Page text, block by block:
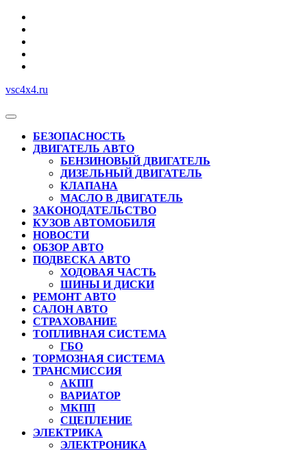
Перейти
содержимому
vsc4x4.ru
Кнопка
ОткрытьБЕЗОПАСНОСТЬ
ДВИГАТЕЛЬ АВТО
БЕНЗИНОВЫЙ ДВИГАТЕЛЬ
ДИЗЕЛЬНЫЙ ДВИГАТЕЛЬ
КЛАПАНА
МАСЛО В ДВИГАТЕЛЬ
ЗАКОНОДАТЕЛЬСТВО
КУЗОВ АВТОМОБИЛЯ
НОВОСТИ
ОБЗОР АВТО
ПОДВЕСКА АВТО
ХОДОВАЯ ЧАСТЬ
ШИНЫ И ДИСКИ
РЕМОНТ АВТО
САЛОН АВТО
СТРАХОВАНИЕ
ТОПЛИВНАЯ СИСТЕМА
ГБО
ТОРМОЗНАЯ СИСТЕМА
ТРАНСМИССИЯ
АКПП
ВАРИАТОР
МКПП
СЦЕПЛЕНИЕ
ЭЛЕКТРИКА
ЭЛЕКТРОНИКА